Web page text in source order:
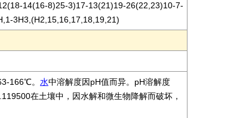
14(16-8)25-3)17-13(21)19-26(22,23)10-7-
3H3,(H2,15,16,17,18,19,21)
166℃。 水中溶解度因pH值而异。pH溶解度
在土壤中，因水解和微生物降解而破坏，